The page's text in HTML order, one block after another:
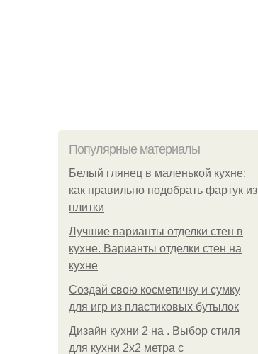
Популярные материалы
Белый глянец в маленькой кухне:
как правильно подобрать фартук из
плитки
Лучшие варианты отделки стен в
кухне. Варианты отделки стен на
кухне
Создай свою косметичку и сумку
для игр из пластиковых бутылок
Дизайн кухни 2 на . Выбор стиля
для кухни 2х2 метра с